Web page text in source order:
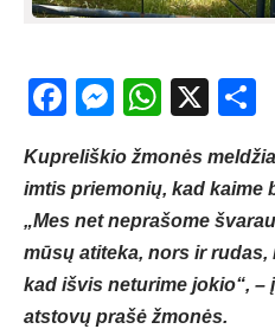
Facebook
X
Kupreliškio žmonės
imtis priemonių, kad kaime
„Mes net neprašome
mūsų atiteka, nors ir rudas,
kad išvis neturime jokio“, –
atstovų prašė žmonės.